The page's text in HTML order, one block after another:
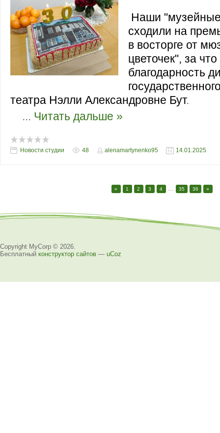
Наши
сходили на
в восторге от
цветочек", за
благодарность
театра Нэлли Александровне Бут.
... Читать дальше »
Новости студии 48 alenamartynenko95 14.01.2025
« 1 2 3 4 ... 35 36 »
Copyright MyCorp © 2026
Бесплатный конструктор сайтов — uCoz